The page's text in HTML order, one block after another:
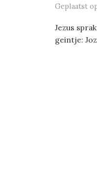
Geplaatst
Jezus
geintje: